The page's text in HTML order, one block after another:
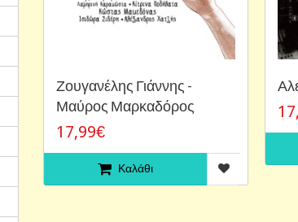
Ζουγανέλης Γιάννης -
Μαύρος Μαρκαδόρος
17,99€
Καλάθι